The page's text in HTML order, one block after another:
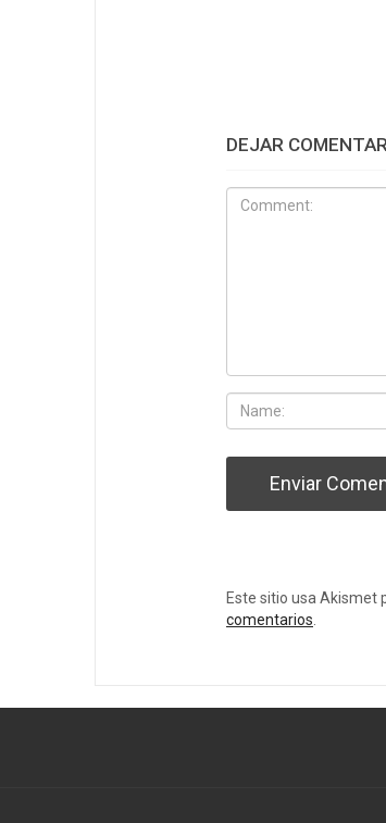
DEJAR
Este sitio usa Akismet
comentarios.